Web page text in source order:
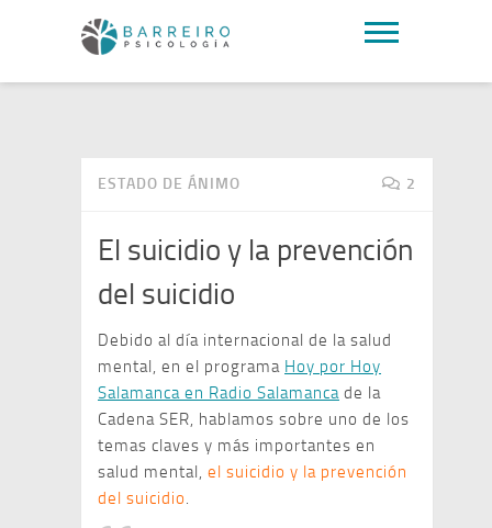
ESTADO DE ÁNIMO 2
El suicidio y la prevención
del suicidio
Debido al día internacional de la salud
mental, en el programa Hoy por Hoy
Salamanca en Radio Salamanca de la
Cadena SER, hablamos sobre uno de los
temas claves y más importantes en
salud mental, el suicidio y la prevención
del suicidio.